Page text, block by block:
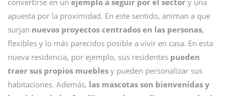
convertirse en un ejemplo a seguir por el sector y una
apuesta por la proximidad. En este sentido, animan a que
surjan nuevos proyectos centrados en las personas,
flexibles y lo más parecidos posible a vivir en casa. En esta
nueva residencia, por ejemplo, sus residentes pueden
traer sus propios muebles y pueden personalizar sus
habitaciones. Además, las mascotas son bienvenidas y